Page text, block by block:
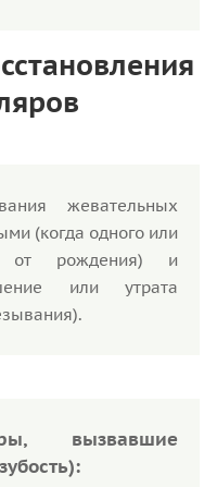
жевательных
(когда одного или
от рождения) и
или утрата
вызвавшие